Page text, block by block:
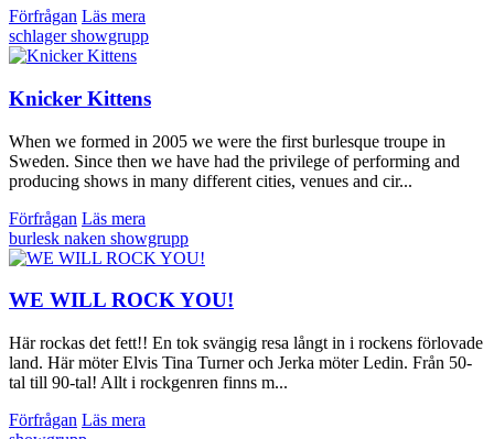
Förfrågan Läs mera
schlagershowgrupp
Knicker Kittens
When we formed in 2005 we were the first burlesque troupe in
Sweden. Since then we have had the privilege of performing and
producing shows in many different cities, venues and cir...
Förfrågan Läs mera
burlesk naken showgrupp
WE WILL ROCK YOU!
Här rockas det fett!! En tok svängig resa långt in i rockens förlovade
land. Här möter Elvis Tina Turner och Jerka möter Ledin. Från 50-
tal till 90-tal! Allt i rockgenren finns m...
Förfrågan Läs mera